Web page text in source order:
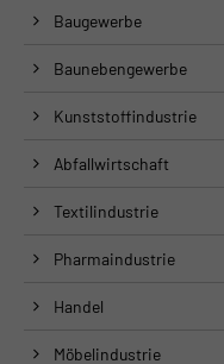
Baugewerbe
Baunebengewerbe
Kunststoffindustrie
Abfallwirtschaft
Textilindustrie
Pharmaindustrie
Handel
Möbelindustrie